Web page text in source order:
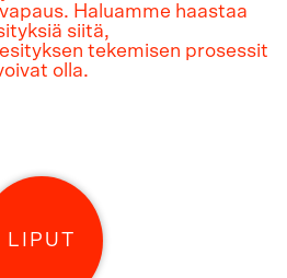
Haluamme haastaa
siitä,
tekemisen prosessit
olla.
LIPUT